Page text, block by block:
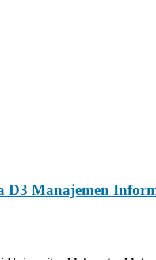
D3 Manajemen